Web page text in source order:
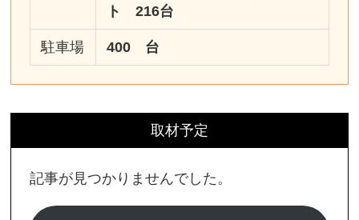
ト 216台
駐車場 400 台
取材予定
記事が見つかりませんでした。